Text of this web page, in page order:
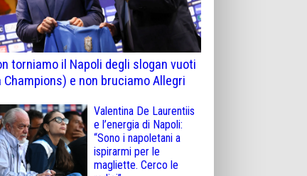
torniamo il Napoli degli slogan vuoti
Champions) e non bruciamo Allegri
Valentina De Laurentiis
e l’energia di Napoli:
“Sono i napoletani a
ispirarmi per le
magliette. Cerco le